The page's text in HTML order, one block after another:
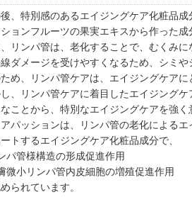
、特別感のあるエイジングケア化粧品成
ョンフルーツの果実エキスから作った成
リンパ管は、老化することで、むくみに
ダメージを受けやすくなるため、シミ
め、リンパ管ケアは、エイジングケアに
し、リンパ管ケアに着目したエイジングケ
ことから、特別なエイジングケアを強
パッションは、リンパ管の老化による
トするエイジングケア化粧品成分で、
パ管様構造の形成促進作用
微小リンパ管内皮細胞の増殖促進作用
られています。